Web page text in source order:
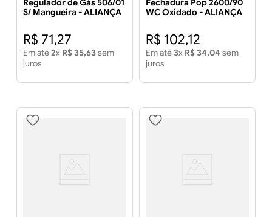
Regulador de Gás 506/01
S/ Mangueira - ALIANÇA
R$ 71,27
Em até2x R$ 35,63sem
juros
Fechadura Pop 2600/90
WC Oxidado - ALIANÇA
R$ 102,12
Em até 3x R$ 34,04 sem
juros